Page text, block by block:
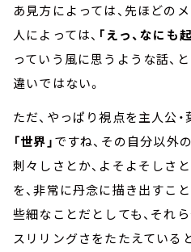
あ見方によっては、先ほどの
人によっては、 「えっ、なにも
っていう風に思うような話、
違いではない。
ただ、やっぱり視点を主人公
「世界」ですね、その自分以外
刺々しさとか、よそよそしさ
を、非常に丹念に描き出す
些細なことだとしても、それ
スリリングさをたたえている